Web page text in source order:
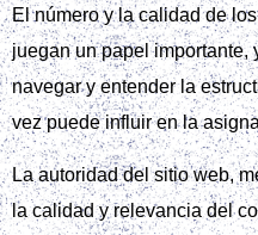
El número y la calidad de
juegan un papel importante,
navegar y entender la
vez puede influir en la
La autoridad del sitio web,
la calidad y relevancia del